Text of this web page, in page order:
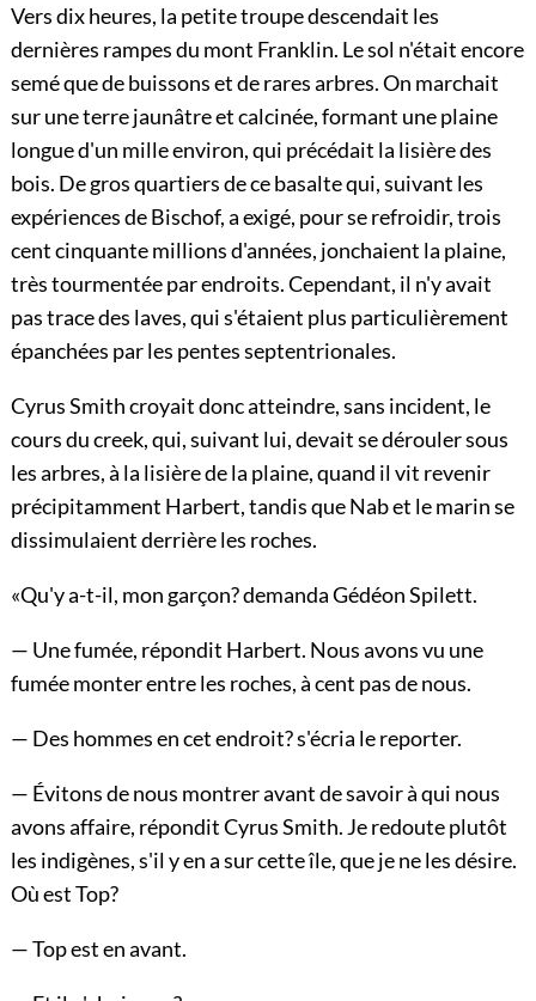
Vers dix heures, la petite troupe descendait les
dernières rampes du mont Franklin. Le sol n'était encore
semé que de buissons et de rares arbres. On marchait
sur une terre jaunâtre et calcinée, formant une plaine
longue d'un mille environ, qui précédait la lisière des
bois. De gros quartiers de ce basalte qui, suivant les
expériences de Bischof, a exigé, pour se refroidir, trois
cent cinquante millions d'années, jonchaient la plaine,
très tourmentée par endroits. Cependant, il n'y avait
pas trace des laves, qui s'étaient plus particulièrement
épanchées par les pentes septentrionales.
Cyrus Smith croyait donc atteindre, sans incident, le
cours du creek, qui, suivant lui, devait se dérouler sous
les arbres, à la lisière de la plaine, quand il vit revenir
précipitamment Harbert, tandis que Nab et le marin se
dissimulaient derrière les roches.
«Qu'y a-t-il, mon garçon? demanda Gédéon Spilett.
— Une fumée, répondit Harbert. Nous avons vu une
fumée monter entre les roches, à cent pas de nous.
— Des hommes en cet endroit? s'écria le reporter.
— Évitons de nous montrer avant de savoir à qui nous
avons affaire, répondit Cyrus Smith. Je redoute plutôt
les indigènes, s'il y en a sur cette île, que je ne les désire.
Où est Top?
— Top est en avant.